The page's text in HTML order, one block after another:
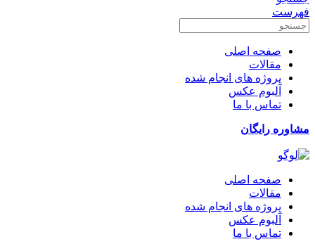
فهرست
صفحه اصلی
مقالات
پروژه های انجام شده
آلبوم عکس
تماس با ما
مشاوره رایگان
صفحه اصلی
مقالات
پروژه های انجام شده
آلبوم عکس
تماس با ما